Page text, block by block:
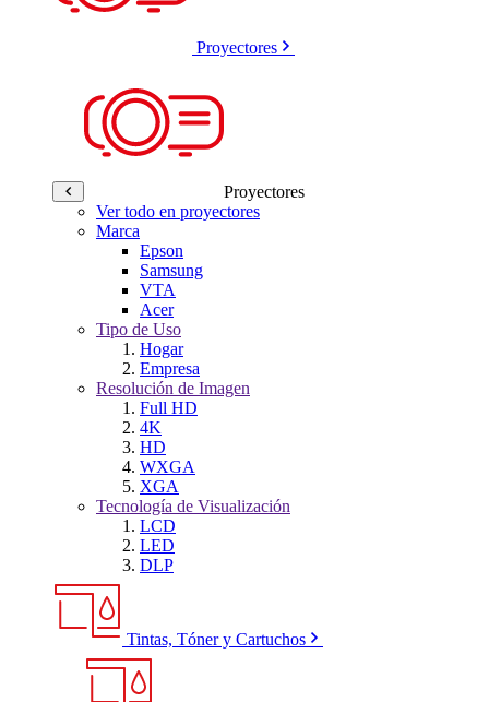
Proyectores
Proyectores
Ver todo en proyectores
Marca
Epson
Samsung
VTA
Acer
Tipo de Uso
Hogar
Empresa
Resolución de Imagen
Full HD
4K
HD
WXGA
XGA
Tecnología de Visualización
LCD
LED
DLP
Tintas, Tóner y Cartuchos